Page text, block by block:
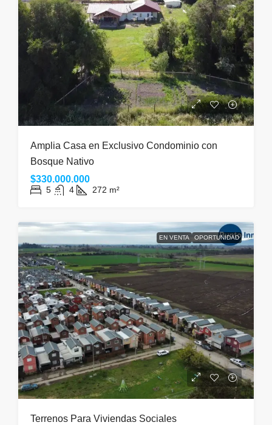
Amplia Casa en Exclusivo Condominio con
Bosque Nativo
$330.000.000
5 4 272 m²
EN VENTA OPORTUNIDAD
Terrenos Para Viviendas Sociales